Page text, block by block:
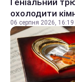
Геніальний
охолодити
06 серпня 2026, 16:19